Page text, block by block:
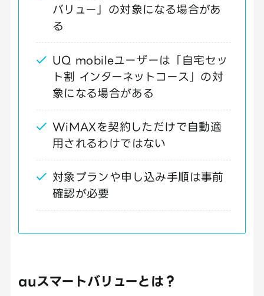
バリュー」の対象になる場合があ
る
UQ mobileユーザーは「自宅セッ
ト割 インターネットコース」の対
象になる場合がある
WiMAXを契約しただけで自動適
用されるわけではない
対象プランや申し込み手順は事前
確認が必要
auスマートバリューとは？